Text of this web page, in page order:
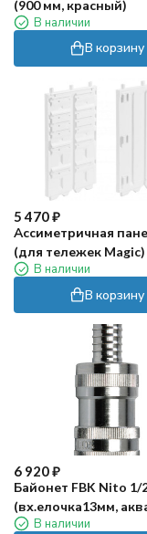
(900 мм, красный)
В наличии
В корзину
5 470₽
Ассиметричная
(для тележек Magic)
В наличии
В корзину
6 920₽
Байонет FBK Nito 1/
(вх.елочка13мм,
лат.хром.)
В наличии